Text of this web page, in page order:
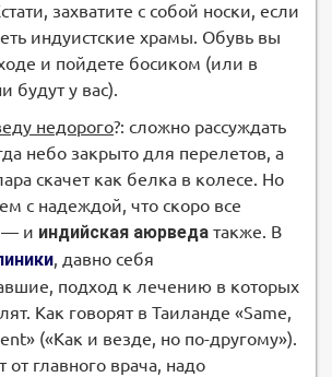
захватите с собой носки, если
индуистские храмы. Обувь вы
и пойдете босиком (или в
будут у вас).
недорого?: сложно рассуждать
небо закрыто для перелетов, а
скачет как белка в колесе. Но
с надеждой, что скоро все
— и индийская аюрведа также. В
, давно себя
подход к лечению в которых
Как говорят в Таиланде «Same,
(«Как и везде, но по-другому»).
от главного врача, надо